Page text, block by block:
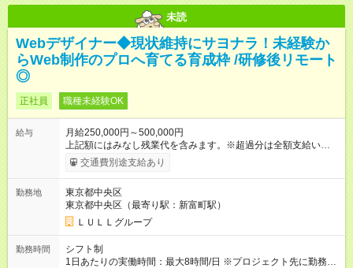
未読
Webデザイナー◆現状維持にサヨナラ！未経験か
らWeb制作のプロへ育てる育成枠 /研修後リモート
◎
正社員 職種未経験OK
給与
月給250,000円～500,000円
上記額にはみなし残業代を含みます。※超過分は全額支給いたし
ます。 みなし残業代 21,675円／月 みなし残業時間 12時間／月 -
------------------------------------------------------- ≪経験者の方は以下と
万円～＋業績賞与＋交通費＋各種手当 ※固定残業代（30時間/6
万6，610円分）を含む。超過分は追加支給いたします 能力やス
キルを考慮し初任給を決定。経験者の方は前給考慮も可能で
す！ ◎昇給年1回（研修終了後） ◎賞与年2回（2月・8月）＋業
績賞与あり ◤スキルアップも、収入アップも。◢ 入社後の成長
や頑張りは、しっかり給与で還元しています。 実際にほぼ全員
交通費別途支給あり
勤務地
東京都中央区
東京都中央区（最寄り駅：新富町駅）
ＬＵＬＬグループ
勤務時間
シフト制
1日あたりの実働時間：最大8時間/日 ※プロジェクト先に勤務時